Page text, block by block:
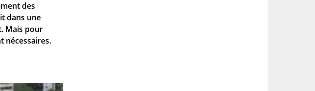
des
dans une
Mais pour
nécessaires.